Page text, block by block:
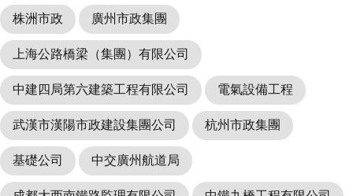
株洲市政 廣州市政集團
上海公路橋梁（集團）有限公司
中建四局第六建築工程有限公司 電氣設備工程
武漢市漢陽市政建設集團公司 杭州市政集團
基礎公司 中交廣州航道局